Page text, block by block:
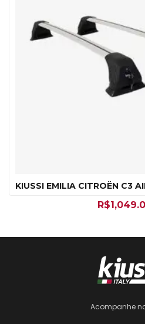
KIUSSI EMILIA CITROËN C3
R$
Acompanhe